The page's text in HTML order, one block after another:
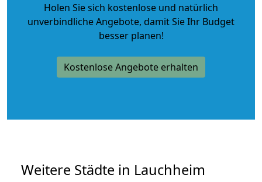
Holen Sie sich kostenlose und natürlich
unverbindliche Angebote, damit Sie Ihr Budget
besser planen!
Kostenlose Angebote erhalten
Weitere Städte in Lauchheim